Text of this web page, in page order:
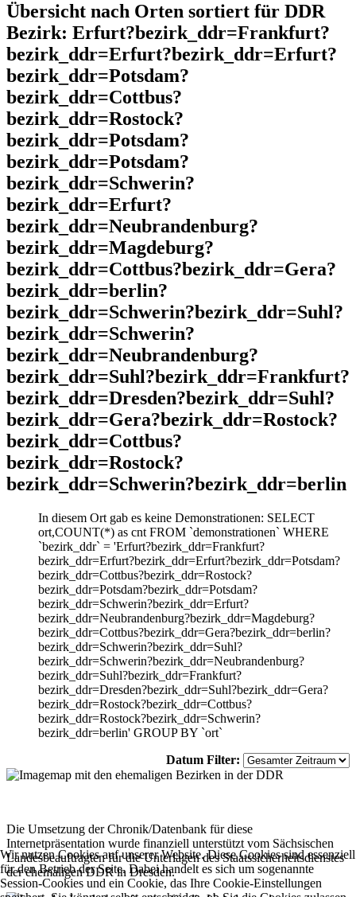
Übersicht nach Orten sortiert für DDR
Bezirk: Erfurt?bezirk_ddr=Frankfurt?
bezirk_ddr=Erfurt?bezirk_ddr=Erfurt?
bezirk_ddr=Potsdam?
bezirk_ddr=Cottbus?
bezirk_ddr=Rostock?
bezirk_ddr=Potsdam?
bezirk_ddr=Potsdam?
bezirk_ddr=Schwerin?
bezirk_ddr=Erfurt?
bezirk_ddr=Neubrandenburg?
bezirk_ddr=Magdeburg?
bezirk_ddr=Cottbus?bezirk_ddr=Gera?
bezirk_ddr=berlin?
bezirk_ddr=Schwerin?bezirk_ddr=Suhl?
bezirk_ddr=Schwerin?
bezirk_ddr=Neubrandenburg?
bezirk_ddr=Suhl?bezirk_ddr=Frankfurt?
bezirk_ddr=Dresden?bezirk_ddr=Suhl?
bezirk_ddr=Gera?bezirk_ddr=Rostock?
bezirk_ddr=Cottbus?
bezirk_ddr=Rostock?
bezirk_ddr=Schwerin?bezirk_ddr=berlin
In diesem Ort gab es keine Demonstrationen: SELECT
ort,COUNT(*) as cnt FROM `demonstrationen` WHERE
`bezirk_ddr` = 'Erfurt?bezirk_ddr=Frankfurt?
bezirk_ddr=Erfurt?bezirk_ddr=Erfurt?bezirk_ddr=Potsdam?
bezirk_ddr=Cottbus?bezirk_ddr=Rostock?
bezirk_ddr=Potsdam?bezirk_ddr=Potsdam?
bezirk_ddr=Schwerin?bezirk_ddr=Erfurt?
bezirk_ddr=Neubrandenburg?bezirk_ddr=Magdeburg?
bezirk_ddr=Cottbus?bezirk_ddr=Gera?bezirk_ddr=berlin?
bezirk_ddr=Schwerin?bezirk_ddr=Suhl?
bezirk_ddr=Schwerin?bezirk_ddr=Neubrandenburg?
bezirk_ddr=Suhl?bezirk_ddr=Frankfurt?
bezirk_ddr=Dresden?bezirk_ddr=Suhl?bezirk_ddr=Gera?
bezirk_ddr=Rostock?bezirk_ddr=Cottbus?
bezirk_ddr=Rostock?bezirk_ddr=Schwerin?
bezirk_ddr=berlin' GROUP BY `ort`
Datum Filter:
Die Umsetzung der Chronik/Datenbank für diese
Internetpräsentation wurde finanziell unterstützt vom Sächsischen
Landesbeauftragten für die Unterlagen des Staatssicherheitsdienstes
der ehemaligen DDR in Dresden.
Wir nutzen Cookies auf unserer Website. Diese Cookies sind essenziell
für den Betrieb der Seite. Dabei handelt es sich um sogenannte
Session-Cookies und ein Cookie, das Ihre Cookie-Einstellungen